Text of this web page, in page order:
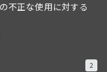
不正な使用に対する
2